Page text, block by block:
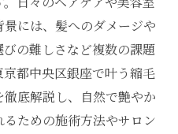
には、髪へのダメージや
の難しさなど複数の課題
都中央区銀座で叶う縮毛
底解説し、自然で艶やか
ための施術方法やサロン